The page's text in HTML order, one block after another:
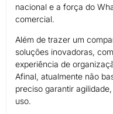
nacional e a força do
comercial.
Além de trazer um
soluções inovadoras,
experiência de
Afinal, atualmente não
preciso garantir
uso.